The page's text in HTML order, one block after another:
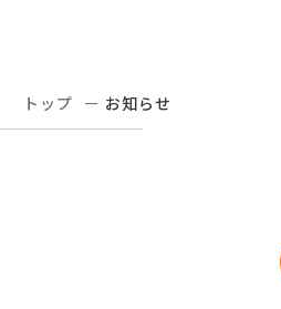
トップ お知らせ